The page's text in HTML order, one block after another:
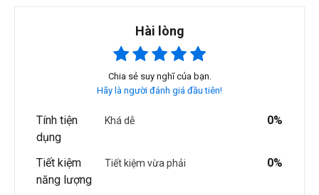
Hài lòng
Chia sẻ suy nghĩ của bạn.
Hãy là người đánh giá đầu tiên!
Tính tiện
dụng
Khá dễ 0%
Tiết kiệm
năng lượng
Tiết kiệm vừa phải 0%